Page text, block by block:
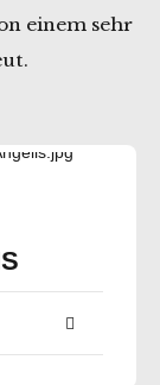
einem sehr